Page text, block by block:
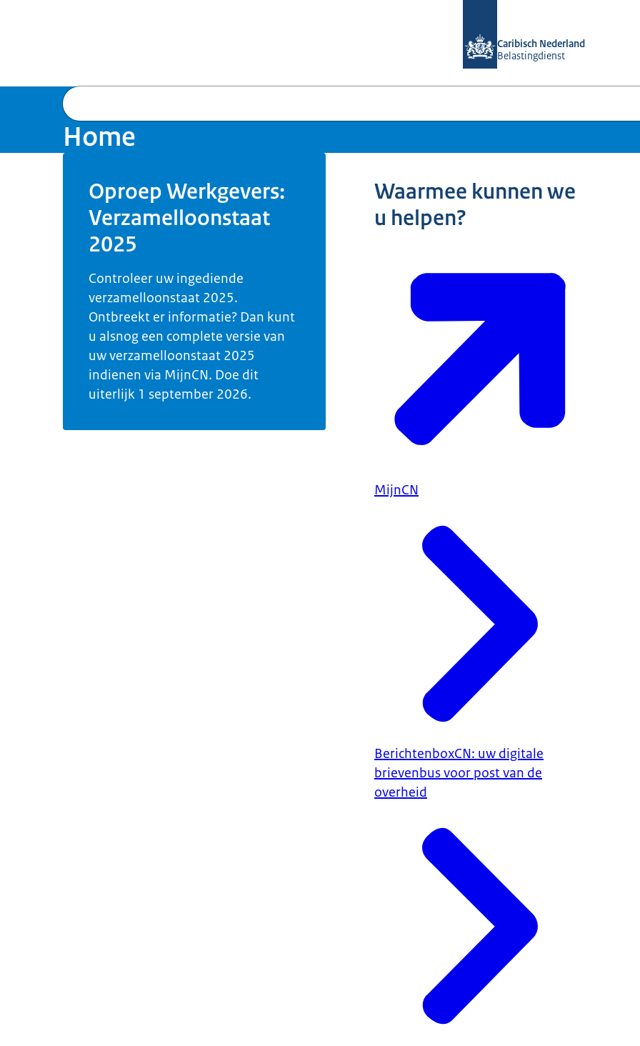
Caribisch Nederland
Belastingdienst
Home
Oproep Werkgevers:
Verzamelloonstaat
2025
Controleer uw ingediende
verzamelloonstaat 2025.
Ontbreekt er informatie? Dan kunt
u alsnog een complete versie van
uw verzamelloonstaat 2025
indienen via MijnCN. Doe dit
uiterlijk 1 september 2026.
Waarmee kunnen we
u helpen?
MijnCN
BerichtenboxCN: uw digitale
brievenbus voor post van de
overheid